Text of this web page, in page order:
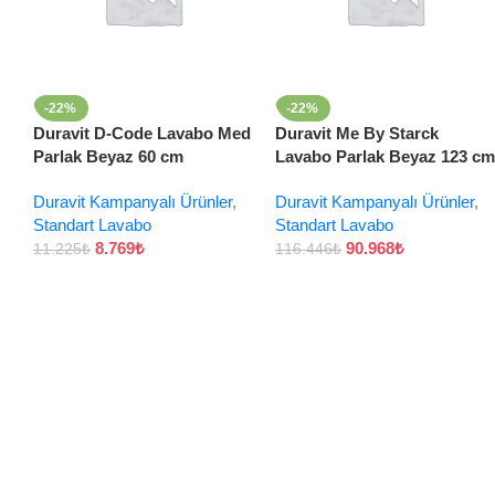
-22%
Duravit D-Code Lavabo Med
Parlak Beyaz 60 cm
Duravit Kampanyalı Ürünler,
Standart Lavabo
11.225₺ 8.769₺
-22%
Duravit Me By Starck
Lavabo Parlak Beyaz 123 cm
Duravit Kampanyalı Ürünler,
Standart Lavabo
116.446₺ 90.968₺